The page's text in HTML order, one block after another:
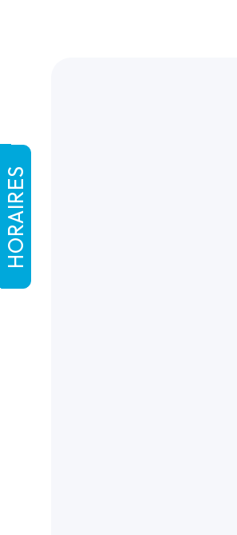
HORAIRES